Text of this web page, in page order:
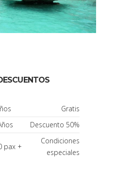
Gratis
Descuento 50%
pax +
Condiciones
especiales